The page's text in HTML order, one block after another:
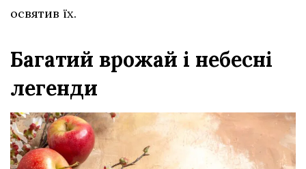
освятив їх.
Багатий врожай і небесні
легенди